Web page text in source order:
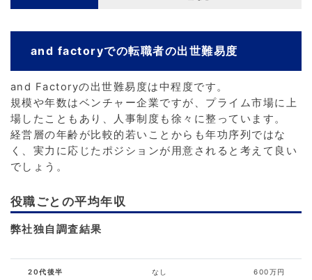
and factoryでの転職者の出世難易度
and Factoryの出世難易度は中程度です。
規模や年数はベンチャー企業ですが、プライム市場に上
場したこともあり、人事制度も徐々に整っています。
経営層の年齢が比較的若いことからも年功序列ではな
く、実力に応じたポジションが用意されると考えて良い
でしょう。
役職ごとの平均年収
弊社独自調査結果
20代後半 なし 600万円